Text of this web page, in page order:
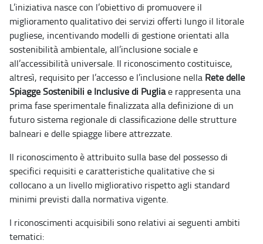
L’iniziativa nasce con l’obiettivo di promuovere il
miglioramento qualitativo dei servizi offerti lungo il litorale
pugliese, incentivando modelli di gestione orientati alla
sostenibilità ambientale, all’inclusione sociale e
all’accessibilità universale. Il riconoscimento costituisce,
altresì, requisito per l’accesso e l’inclusione nella Rete delle
Spiagge Sostenibili e Inclusive di Pugliae rappresenta una
prima fase sperimentale finalizzata alla definizione di un
futuro sistema regionale di classificazione delle strutture
balneari e delle spiagge libere attrezzate.
Il riconoscimento è attribuito sulla base del possesso di
specifici requisiti e caratteristiche qualitative che si
collocano a un livello migliorativo rispetto agli standard
minimi previsti dalla normativa vigente.
I riconoscimenti acquisibili sono relativi ai seguenti ambiti
tematici: